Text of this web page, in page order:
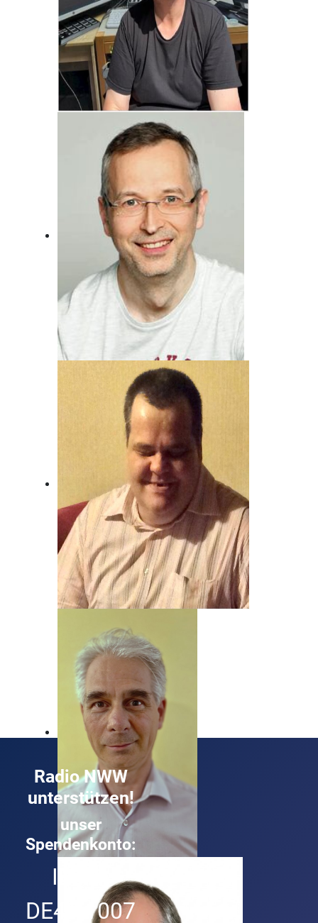
Der wird wohl nie erwachsen ... Will er
auch gar nicht!
Andreas von Juterzenka
Unser Mann für Deutsche Musik und
Unser Mann, wenn's um Rock geht!
Technik und Musik ist sein Ding
Radio NWW
unterstützen!
unser
Spendenkonto:
IBAN:
DE49 1007